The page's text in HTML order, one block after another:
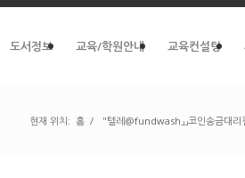
도서정보 교육/학원안내 교육컨설팅
현재 위치: 홈 / "텔레@fundwash」」코인송금대